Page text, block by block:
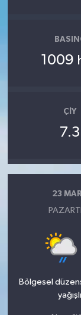
1009
ÇIY
7.3
23
Bölgesel
yağışlı